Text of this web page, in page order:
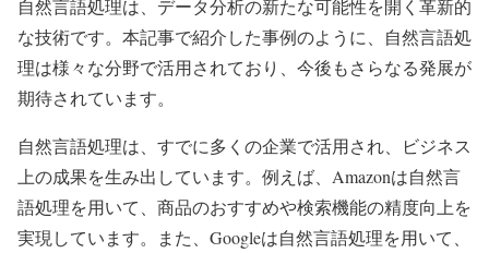
自然言語処理は、データ分析の新たな可能性を開く革新的
な技術です。本記事で紹介した事例のように、自然言語処
理は様々な分野で活用されており、今後もさらなる発展が
期待されています。
自然言語処理は、すでに多くの企業で活用され、ビジネス
上の成果を生み出しています。例えば、Amazonは自然言
語処理を用いて、商品のおすすめや検索機能の精度向上を
実現しています。また、Googleは自然言語処理を用いて、